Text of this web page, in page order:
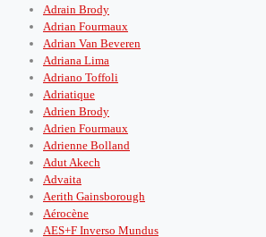
Adrain Brody
Adrian Fourmaux
Adrian Van Beveren
Adriana Lima
Adriano Toffoli
Adriatique
Adrien Brody
Adrien Fourmaux
Adrienne Bolland
Adut Akech
Advaita
Aerith Gainsborough
Aérocène
AES+F Inverso Mundus